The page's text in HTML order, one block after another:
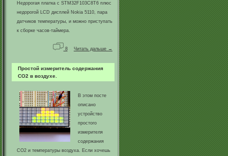
Недорогая платка с STM32F103С8Т6 плюс
недорогой LCD дисплей Nokia 5110, пара
датчиков температуры, и можно приступать
к сборке часов-таймера.
8 Читать дальше →
Простой измеритель содержания
CO2 в воздухе.
В этом посте
описано
устройство
простого
измерителя
содержания
CO2 и температуры воздуха. Если хочешь